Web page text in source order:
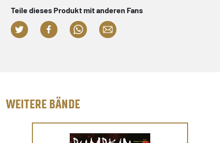
Teile dieses Produkt mit anderen Fans
WEITERE BÄNDE